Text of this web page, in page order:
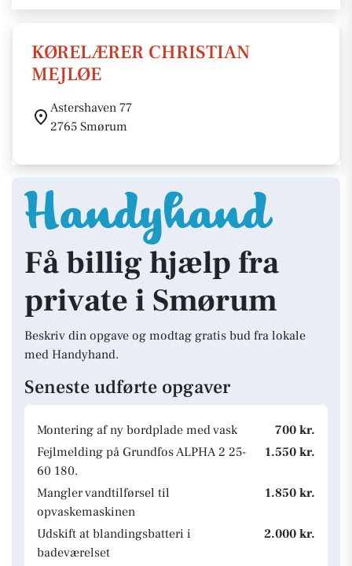
KØRELÆRER CHRISTIAN
MEJLØE
Astershaven 77
2765 Smørum
Få billig hjælp fra
private i Smørum
Beskriv din opgave og modtag gratis bud fra lokale
med Handyhand.
Seneste udførte opgaver
Montering af ny bordplade med vask
700 kr.
Fejlmelding på Grundfos ALPHA 2 25-
60 180.
1.550 kr.
Mangler vandtilførsel til
opvaskemaskinen
1.850 kr.
Udskift at blandingsbatteri i
badeværelset
2.000 kr.